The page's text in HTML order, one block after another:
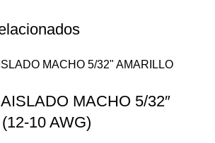
MACHO 5/32″
10 AWG)